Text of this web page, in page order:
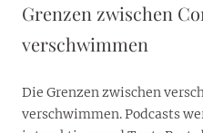
Grenzen zwischen
verschwimmen
Die Grenzen zwischen
verschwimmen. Podcasts